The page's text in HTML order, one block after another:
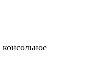
консольное